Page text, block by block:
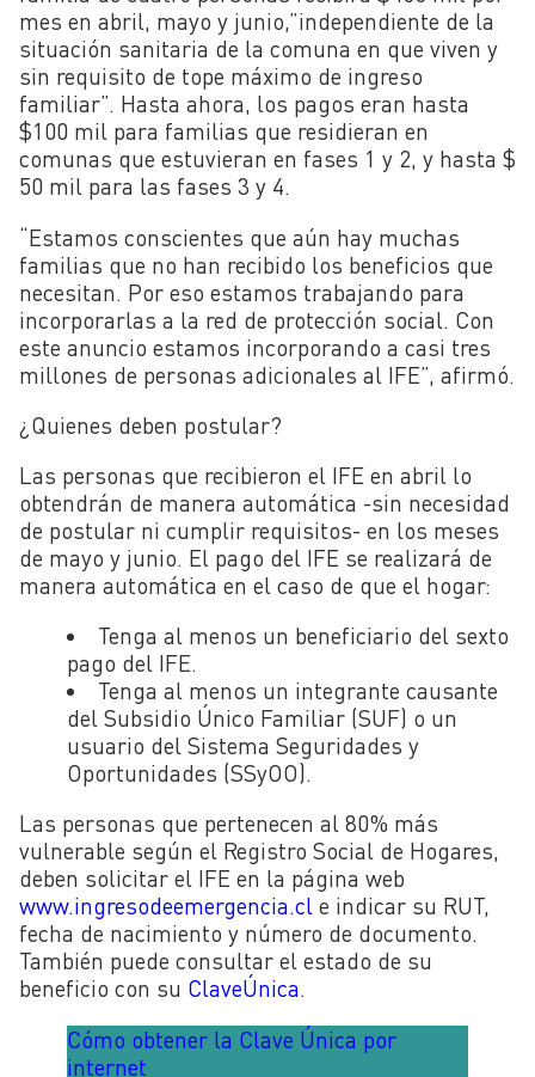
mes en abril, mayo y junio,”independiente de la
situación sanitaria de la comuna en que viven y
sin requisito de tope máximo de ingreso
familiar”. Hasta ahora, los pagos eran hasta
$100 mil para familias que residieran en
comunas que estuvieran en fases 1 y 2, y hasta $
50 mil para las fases 3 y 4.
“Estamos conscientes que aún hay muchas
familias que no han recibido los beneficios que
necesitan. Por eso estamos trabajando para
incorporarlas a la red de protección social. Con
este anuncio estamos incorporando a casi tres
millones de personas adicionales al IFE”, afirmó.
¿Quienes deben postular?
Las personas que recibieron el IFE en abril lo
obtendrán de manera automática -sin necesidad
de postular ni cumplir requisitos- en los meses
de mayo y junio. El pago del IFE se realizará de
manera automática en el caso de que el hogar:
Tenga al menos un beneficiario del sexto
pago del IFE.
Tenga al menos un integrante causante
del Subsidio Único Familiar (SUF) o un
usuario del Sistema Seguridades y
Oportunidades (SSyOO).
Las personas que pertenecen al 80% más
vulnerable según el Registro Social de Hogares,
deben solicitar el IFE en la página web
www.ingresodeemergencia.cl e indicar su RUT,
fecha de nacimiento y número de documento.
También puede consultar el estado de su
beneficio con su ClaveÚnica.
Cómo obtener la Clave Única por
internet